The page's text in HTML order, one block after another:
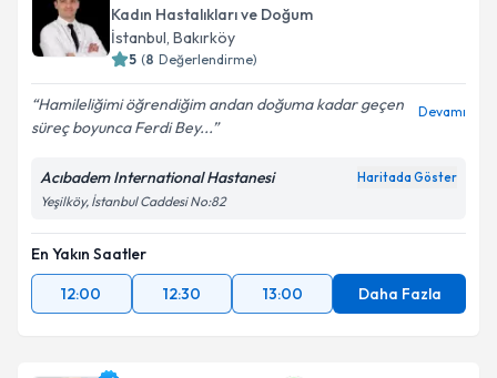
Kadın Hastalıkları ve Doğum
İstanbul, Bakırköy
5 (8 Değerlendirme)
Hamileliğimi öğrendiğim andan doğuma kadar geçen
süreç boyunca Ferdi Bey...
Devamı
Acıbadem International Hastanesi Haritada Göster
Yeşilköy, İstanbul Caddesi No:82
En Yakın Saatler
12:00
12:30 13:00 Daha Fazla